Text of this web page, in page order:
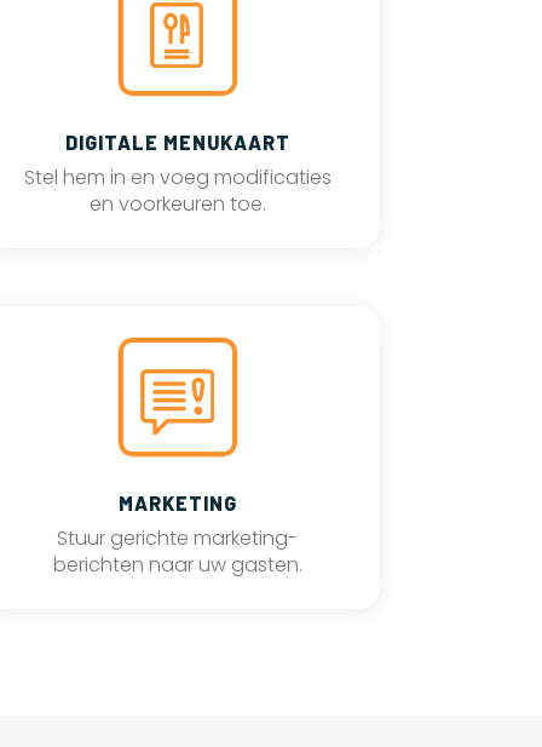
DIGITALE MENUKAART
Stel hem in en voeg modificaties
en voorkeuren toe.
MARKETING
Stuur gerichte marketing-
berichten naar uw gasten.